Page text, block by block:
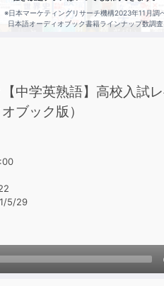
※日本マーケティングリサーチ機構2023年11月調
日本語オーディオブック書籍ラインナップ数調査
中学英熟語】高校入試
ブック版）
5/29